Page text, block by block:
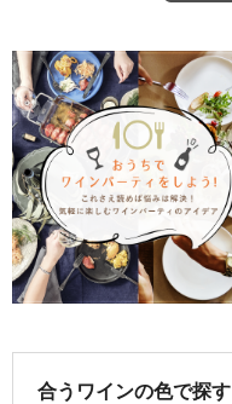
合うワインの色で探す